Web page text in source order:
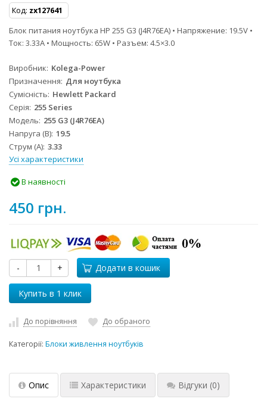
Код: zx127641
Блок питания ноутбука HP 255 G3 (J4R76EA) • Напряжение: 19.5V •
Ток: 3.33A • Мощность: 65W • Разъем: 4.5×3.0
Виробник Kolega-Power
Призначення Для ноутбука
Сумісність Hewlett Packard
Серія 255 Series
Модель 255 G3 (J4R76EA)
Напруга (В) 19.5
Струм (А) 3.33
Усі характеристики
В наявності
450 грн.
- + Додати в кошик
До порівняння До обраного
Категорії: Блоки живлення ноутбуків
Опис Характеристики Відгуки (0)